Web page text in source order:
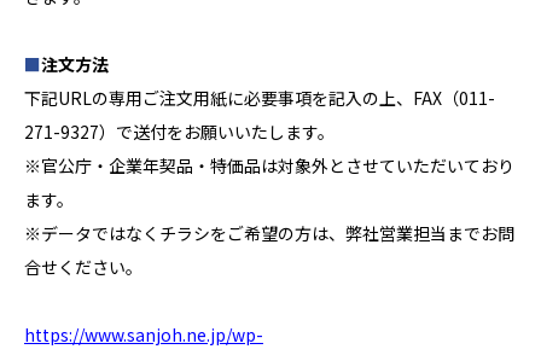
■注文方法
下記URLの専用ご注文用紙に必要事項を記入の上、FAX（011-
271-9327）で送付をお願いいたします。
※官公庁・企業年契品・特価品は対象外とさせていただいており
ます。
※データではなくチラシをご希望の方は、弊社営業担当までお問
合せください。
https://www.sanjoh.ne.jp/wp-